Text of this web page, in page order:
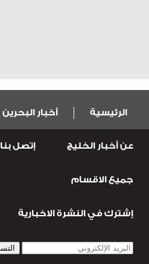
الرئيسية أخبار البحرين
عربية ودولية الرياضة
قضـايــا وحـــوادث
عن أخبار الخليج إتصل بنا
جميع الاقسام
إشترك في النشرة الاخبارية